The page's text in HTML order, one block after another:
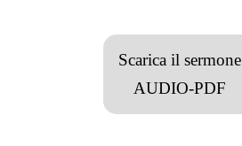
Scarica il sermone
AUDIO-PDF